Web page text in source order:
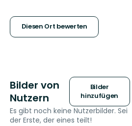
Sternen
Diesen Ort bewerten
Bilder von
Nutzern
Bilder
hinzufügen
Es gibt noch keine Nutzerbilder. Sei
der Erste, der eines teilt!